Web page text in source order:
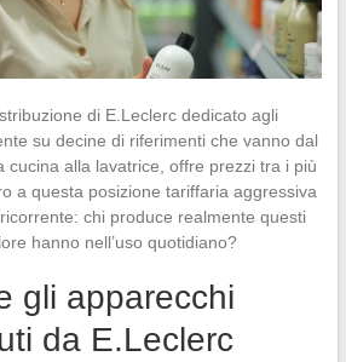
di E.Leclerc dedicato agli
su decine di riferimenti che vanno dal
cucina alla lavatrice, offre prezzi tra i più
a questa posizione tariffaria aggressiva
chi produce realmente questi
hanno nell’uso quotidiano?
gli apparecchi
da E.Leclerc